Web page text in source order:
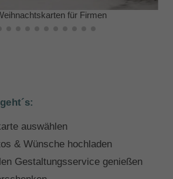
für Firmen
auswählen
& Wünsche hochladen
Gestaltungsservice genießen